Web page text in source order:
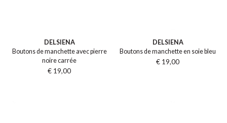
DELSIENA
Boutons de manchette avec pierre
noire carrée
€ 19,00
DELSIENA
Boutons de manchette en soie bleu
€ 19,00